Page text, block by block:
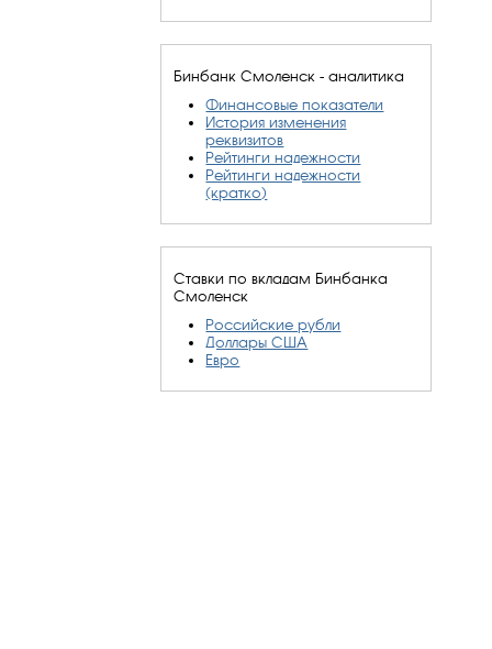
Бинбанк Смоленск - аналитика
Финансовые показатели
История изменения
реквизитов
Рейтинги надежности
Рейтинги надежности
(кратко)
Ставки по вкладам Бинбанка
Смоленск
Российские рубли
Доллары США
Евро